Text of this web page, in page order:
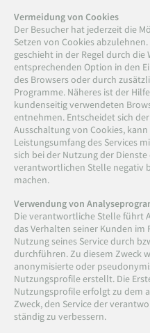
Vermeidung von Cookies
Der Besucher hat jederzeit die
Setzen von Cookies abzulehnen.
geschieht in der Regel durch die
entsprechenden Option in den
des Browsers oder durch
Programme. Näheres ist der
kundenseitig verwendeten
entnehmen. Entscheidet sich
Ausschaltung von Cookies, kann
Leistungsumfang des Services
sich bei der Nutzung der Dienste
verantwortlichen Stelle negativ
machen.
Verwendung von
Die verantwortliche Stelle führt
das Verhalten seiner Kunden im
Nutzung seines Service durch
durchführen. Zu diesem Zweck
anonymisierte oder
Nutzungsprofile erstellt. Die
Nutzungsprofile erfolgt zu dem
Zweck, den Service der
ständig zu verbessern.